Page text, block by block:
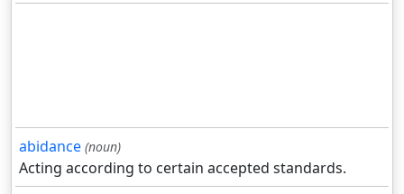
abidance (noun)
Acting according to certain accepted standards.